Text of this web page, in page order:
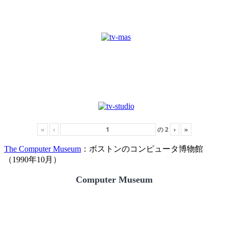
« ‹ の2 › »
The Computer Museum ：ボストンのコンピュータ博物館
（1990年10月）
Computer Museum